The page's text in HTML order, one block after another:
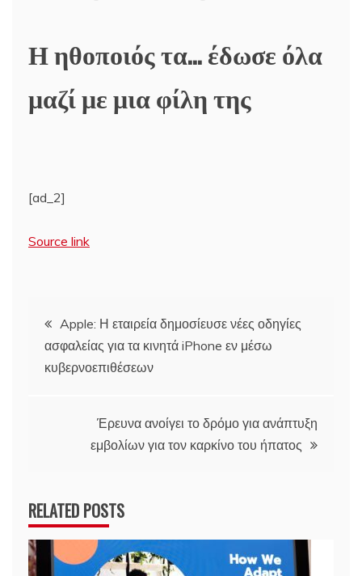
Η ηθοποιός τα… έδωσε όλα
μαζί με μια φίλη της
[ad_2]
Source link
Πλοήγηση
άρθρων
Apple: Η εταιρεία δημοσίευσε νέες οδηγίες
ασφαλείας για τα κινητά iPhone εν μέσω
κυβερνοεπιθέσεων
Έρευνα ανοίγει το δρόμο για ανάπτυξη
εμβολίων για τον καρκίνο του ήπατος
RELATED POSTS